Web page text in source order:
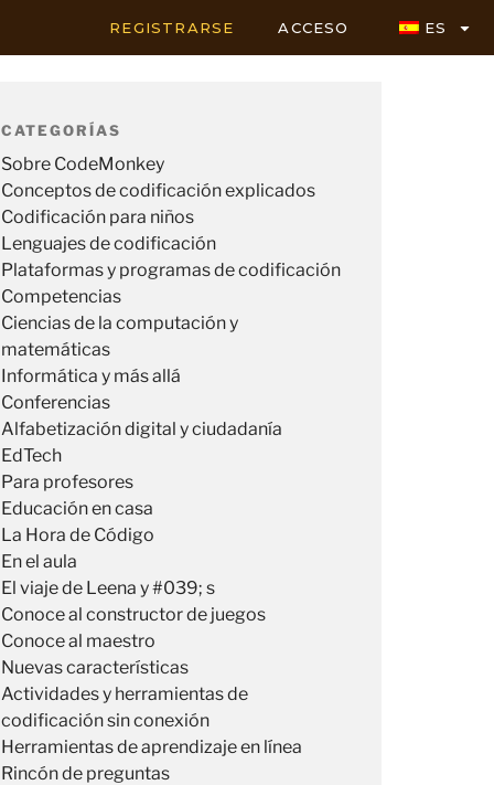
REGISTRARSE ACCESO ES
CATEGORÍAS
Sobre CodeMonkey
Conceptos de codificación explicados
Codificación para niños
Lenguajes de codificación
Plataformas y programas de codificación
Competencias
Ciencias de la computación y
matemáticas
Informática y más allá
Conferencias
Alfabetización digital y ciudadanía
EdTech
Para profesores
Educación en casa
La Hora de Código
En el aula
El viaje de Leena y #039; s
Conoce al constructor de juegos
Conoce al maestro
Nuevas características
Actividades y herramientas de
codificación sin conexión
Herramientas de aprendizaje en línea
Rincón de preguntas